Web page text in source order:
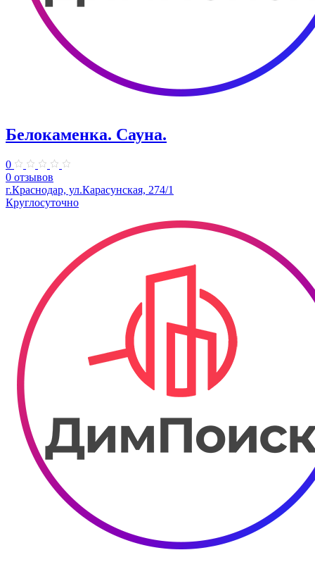
Белокаменка. Сауна.
0
0 отзывов
г.Краснодар, ул.Карасунская, 274/1
Круглосуточно